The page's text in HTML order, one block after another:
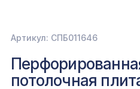
Артикул: СПБ011646
потолочная